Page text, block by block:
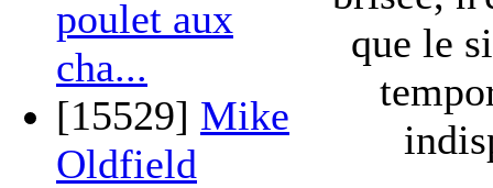
poulet aux
cha...
[15529] Mike
Oldfield
que le